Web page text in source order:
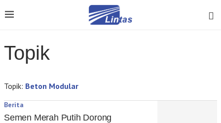
Topik
Topik: Beton Modular
Berita
Semen Merah Putih Dorong